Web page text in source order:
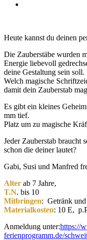
Heute kannst du deinen
Die Zauberstäbe wurden
Energie liebevoll
deine Gestaltung sein soll.
Welch magische
damit dein Zauberstab
Es gibt ein kleines
mm tief.
Platz um zu magische
Jeder Zauberstab braucht
schon die deiner lautet?
Gabi, Susi und Manfred
Alter ab 7 Jahre,
T.N. bis 10
Mitbringen: Getränk
Materialkosten: 10 E,
Anmeldung unter:https://
ferienprogramm.de/